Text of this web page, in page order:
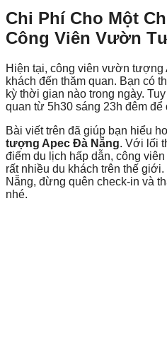
Chi Phí Cho Một
Công Viên Vườn
Hiện tại, công viên vườn
khách đến thăm quan. Bạn có
kỳ thời gian nào trong ngày.
quan từ 5h30 sáng 23h đêm
Bài viết trên đã giúp bạn hiểu
tượng Apec Đà Nẵng. Với lối
điểm du lịch hấp dẫn, công
rất nhiều du khách trên thế
Nẵng, đừng quên check-in và
nhé.